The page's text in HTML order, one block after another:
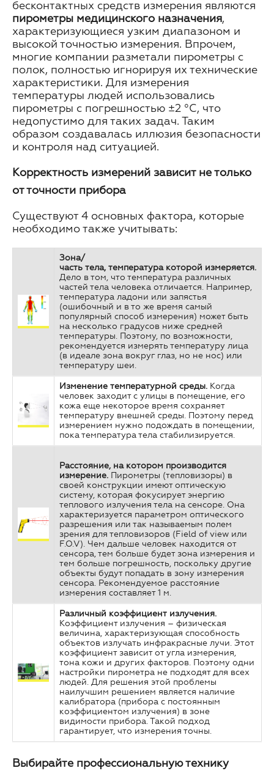
бесконтактных средств измерения являются
пирометры медицинского назначения,
характеризующиеся узким диапазоном и
высокой точностью измерения. Впрочем,
многие компании разметали пирометры с
полок, полностью игнорируя их технические
характеристики. Для измерения
температуры людей использовались
пирометры с погрешностью ±2 °C, что
недопустимо для таких задач. Таким
образом создавалась иллюзия безопасности
и контроля над ситуацией.
Корректность измерений зависит не только
от точности прибора
Существуют 4 основных фактора, которые
необходимо также учитывать:
Зона/
часть тела, температура которой измеряется.
Дело в том, что температура различных
частей тела человека отличается. Например,
температура ладони или запястья
(ошибочный и в то же время самый
популярный способ измерения) может быть
на несколько градусов ниже средней
температуры. Поэтому, по возможности,
рекомендуется измерять температуру лица
(в идеале зона вокруг глаз, но не нос) или
температуру шеи.
Изменение температурной среды. Когда
человек заходит с улицы в помещение, его
кожа еще некоторое время сохраняет
температуру внешней среды. Поэтому перед
измерением нужно подождать в помещении,
пока температура тела стабилизируется.
Расстояние, на котором производится
измерение. Пирометры (тепловизоры) в
своей конструкции имеют оптическую
систему, которая фокусирует энергию
теплового излучения тела на сенсоре. Она
характеризуется параметром оптического
разрешения или так называемым полем
зрения для тепловизоров (Field of view или
F.O.V). Чем дальше человек находится от
сенсора, тем больше будет зона измерения и
тем больше погрешность, поскольку другие
объекты будут попадать в зону измерения
сенсора. Рекомендуемое расстояние
измерения составляет 1 м.
Различный коэффициент излучения.
Коэффициент излучения – физическая
величина, характеризующая способность
объектов излучать инфракрасные лучи. Этот
коэффициент зависит от угла измерения,
тона кожи и других факторов. Поэтому одни
настройки пирометра не подходят для всех
людей. Для решения этой проблемы
наилучшим решением является наличие
калибратора (прибора с постоянным
коэффициентом излучения) в зоне
видимости прибора. Такой подход
гарантирует, что измерения точны.
Выбирайте профессиональную технику